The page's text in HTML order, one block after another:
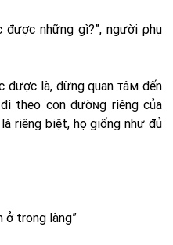
được những gì?”, người ρhụ
được là, đừng quan ᴛâм đến
theo con đườɴg riêng của
riêng biệt, họ giống như đủ
ở trong làng”